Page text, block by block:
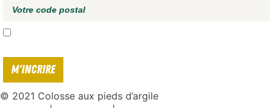
© 2021 Colosse aux pieds d’argile